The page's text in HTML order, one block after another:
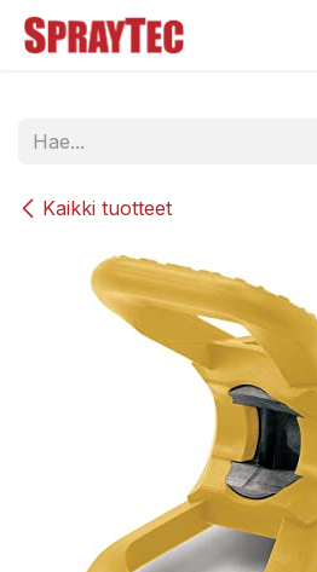
Siirry sisältöön
Kaikki tuotteet